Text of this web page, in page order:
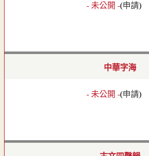
- 未公開 -(申請)
中華字海
- 未公開 -(申請)